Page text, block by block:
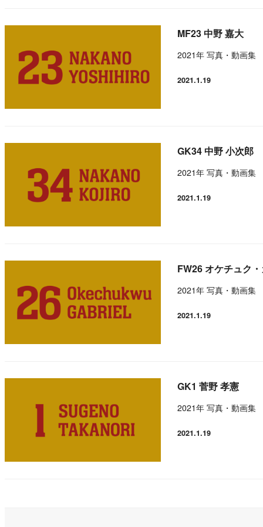
MF23 中野 嘉大
2021年 写真・動画集
投稿日
2021.1.19
GK34 中野 小次郎
2021年 写真・動画集
投稿日
2021.1.19
FW26 オケチュク
2021年 写真・動画集
投稿日
2021.1.19
GK1 菅野 孝憲
2021年 写真・動画集
投稿日
2021.1.19